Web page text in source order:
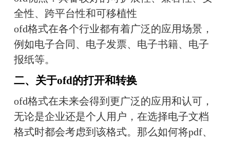
全性、跨平台性和可移植性
ofd格式在各个行业都有着广泛的应用场景，
例如电子合同、电子发票、电子书籍、电子
报纸等。
二、关于ofd的打开和转换
ofd格式在未来会得到更广泛的应用和认可，
无论是企业还是个人用户，在选择电子文档
格式时都会考虑到该格式。那么如何将pdf、